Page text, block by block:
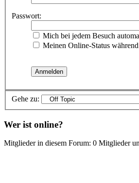
Passwort:
Mich bei jedem Besuch
Meinen Online-Status
Gehe zu:
Wer ist online?
Mitglieder in diesem Forum: 0 Mitglieder